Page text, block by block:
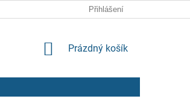
OSOBNÍCH ÚDAJŮPřihlášení
NÁKUPNÍ
Prázdný košík